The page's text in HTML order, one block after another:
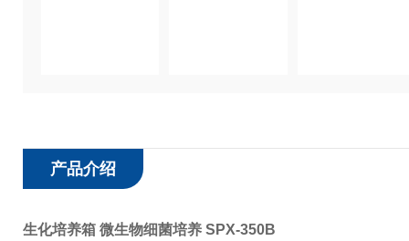
产品介绍
生化培养箱 微生物细菌培养 SPX-350B